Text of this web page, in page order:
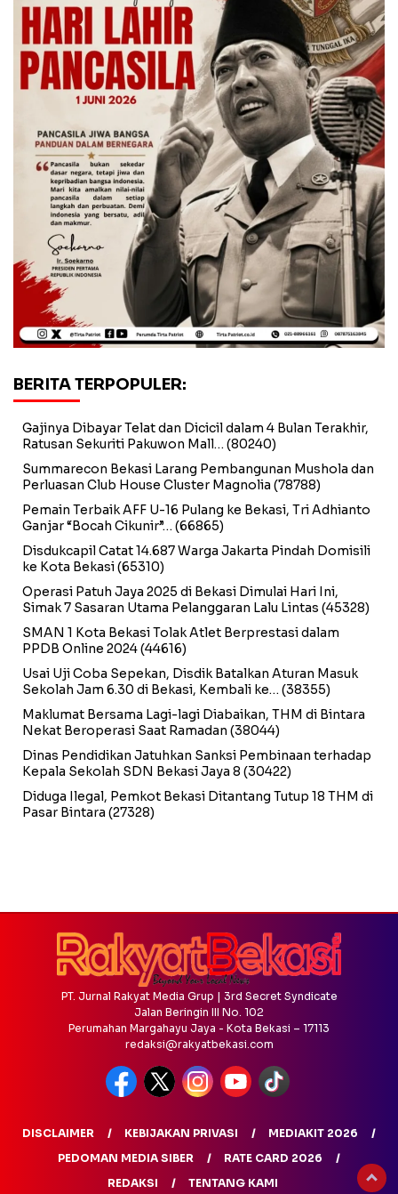
BERITA TERPOPULER:
Gajinya Dibayar Telat dan Dicicil dalam 4 Bulan Terakhir,
Ratusan Sekuriti Pakuwon Mall… (80240)
Summarecon Bekasi Larang Pembangunan Mushola dan
Perluasan Club House Cluster Magnolia (78788)
Pemain Terbaik AFF U-16 Pulang ke Bekasi, Tri Adhianto
Ganjar “Bocah Cikunir”… (66865)
Disdukcapil Catat 14.687 Warga Jakarta Pindah Domisili
ke Kota Bekasi(65310)
Operasi Patuh Jaya 2025 di Bekasi Dimulai Hari Ini,
Simak 7 Sasaran Utama Pelanggaran Lalu Lintas (45328)
SMAN 1 Kota Bekasi Tolak Atlet Berprestasi dalam
PPDB Online 2024(44616)
Usai Uji Coba Sepekan, Disdik Batalkan Aturan Masuk
Sekolah Jam 6.30 di Bekasi, Kembali ke… (38355)
Maklumat Bersama Lagi-lagi Diabaikan, THM di Bintara
Nekat Beroperasi Saat Ramadan (38044)
Dinas Pendidikan Jatuhkan Sanksi Pembinaan terhadap
Kepala Sekolah SDN Bekasi Jaya 8 (30422)
Diduga Ilegal, Pemkot Bekasi Ditantang Tutup 18 THM di
Pasar Bintara (27328)
PT. Jurnal Rakyat Media Grup | 3rd Secret Syndicate
Jalan Beringin III No. 102
Perumahan Margahayu Jaya - Kota Bekasi – 17113
redaksi@rakyatbekasi.com
DISCLAIMER KEBIJAKAN PRIVASI
MEDIAKIT 2026
PEDOMAN MEDIA SIBER
RATE CARD 2026
REDAKSI
TENTANG KAMI